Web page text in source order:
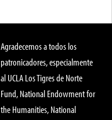
Agradecemos a todos los
patronicadores, especialmente
al UCLA Los Tigres de Norte
Fund, National Endowment for
the Humanities, National